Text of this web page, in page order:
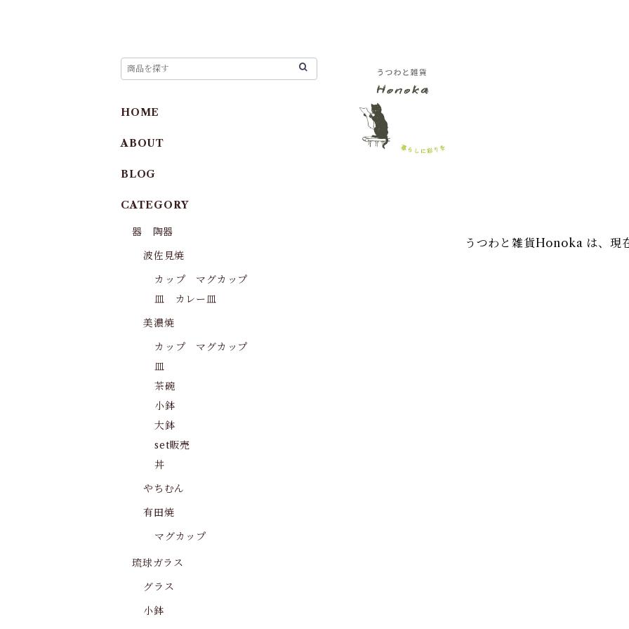
うつわと雑貨Honoka は、現
HOME
ABOUT
BLOG
CATEGORY
器 陶器
波佐見焼
カップ マグカップ
皿 カレー皿
美濃焼
カップ マグカップ
皿
茶碗
小鉢
大鉢
set販売
丼
やちむん
有田焼
マグカップ
琉球ガラス
グラス
小鉢